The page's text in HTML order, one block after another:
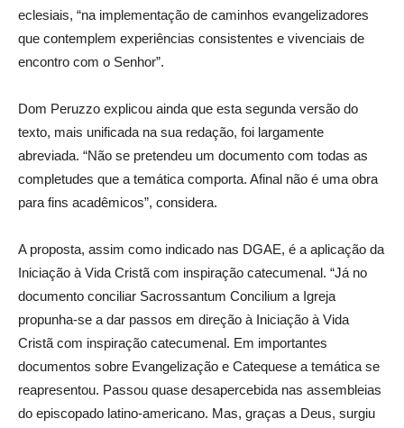
eclesiais, “na implementação de caminhos evangelizadores
que contemplem experiências consistentes e vivenciais de
encontro com o Senhor”.
Dom Peruzzo explicou ainda que esta segunda versão do
texto, mais unificada na sua redação, foi largamente
abreviada. “Não se pretendeu um documento com todas as
completudes que a temática comporta. Afinal não é uma obra
para fins acadêmicos”, considera.
A proposta, assim como indicado nas DGAE, é a aplicação da
Iniciação à Vida Cristã com inspiração catecumenal. “Já no
documento conciliar Sacrossantum Concilium a Igreja
propunha-se a dar passos em direção à Iniciação à Vida
Cristã com inspiração catecumenal. Em importantes
documentos sobre Evangelização e Catequese a temática se
reapresentou. Passou quase desapercebida nas assembleias
do episcopado latino-americano. Mas, graças a Deus, surgiu